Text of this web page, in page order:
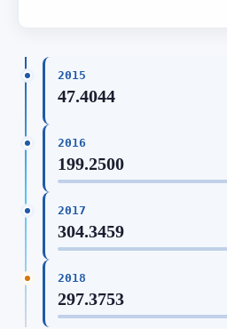
2015
47.4044
2016
199.2500
2017
304.3459
2018
297.3753